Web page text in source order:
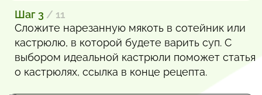
Шаг 3 / 11
Сложите нарезанную мякоть в сотейник или
кастрюлю, в которой будете варить суп. С
выбором идеальной кастрюли поможет статья
о кастрюлях, ссылка в конце рецепта.